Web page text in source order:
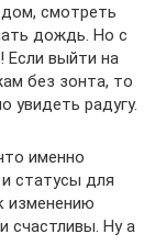
смотреть
дождь. Но с
Если выйти на
без зонта, то
увидеть радугу.
именно
статусы для
изменению
счастливы. Ну а